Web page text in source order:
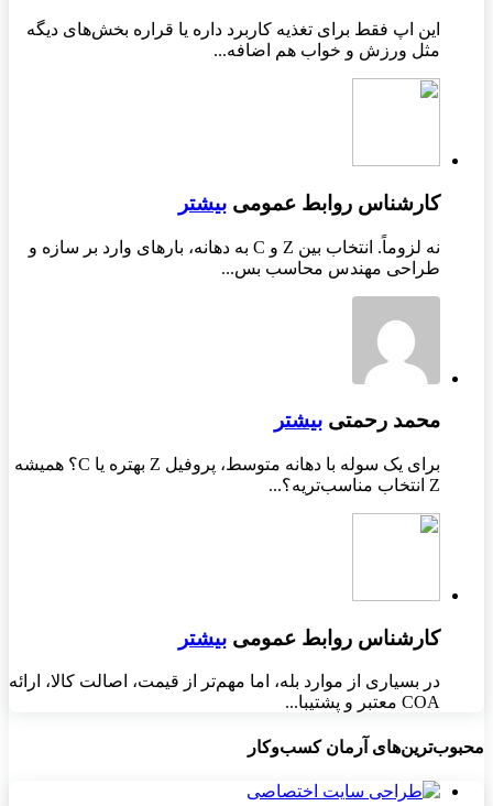
این اپ فقط برای تغذیه کاربرد داره یا قراره بخش‌های دیگه
مثل ورزش و خواب هم اضافه...
کارشناس روابط عمومی بیشتر
نه لزوماً. انتخاب بین Z و C به دهانه، بارهای وارد بر سازه و
طراحی مهندس محاسب بس...
محمد رحمتی بیشتر
برای یک سوله با دهانه متوسط، پروفیل Z بهتره یا C؟ همیشه
Z انتخاب مناسب‌تریه؟...
کارشناس روابط عمومی بیشتر
در بسیاری از موارد بله، اما مهم‌تر از قیمت، اصالت کالا، ارائه
COA معتبر و پشتیبا...
محبوب‌ترین‌های آرمان کسب‌وکار